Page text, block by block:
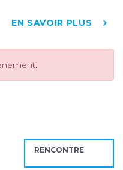
EN SAVOIR PLUS
RENCONTRE